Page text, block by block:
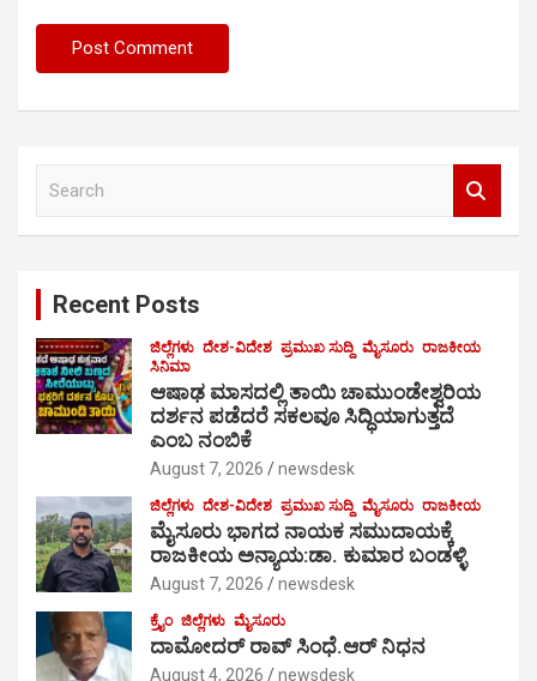
Recent Posts
ಜಿಲ್ಲೆಗಳು ದೇಶ-ವಿದೇಶ ಪ್ರಮುಖ ಸುದ್ದಿ ಮೈಸೂರು ರಾಜಕೀಯ
ಸಿನಿಮಾ
ಆಷಾಢ ಮಾಸದಲ್ಲಿ ತಾಯಿ ಚಾಮುಂಡೇಶ್ವರಿಯ
ದರ್ಶನ ಪಡೆದರೆ ಸಕಲವೂ ಸಿದ್ಧಿಯಾಗುತ್ತದೆ
ಎಂಬ ನಂಬಿಕೆ
August 7, 2026 newsdesk
ಜಿಲ್ಲೆಗಳು ದೇಶ-ವಿದೇಶ ಪ್ರಮುಖ ಸುದ್ದಿ ಮೈಸೂರು ರಾಜಕೀಯ
ಮೈಸೂರು ಭಾಗದ ನಾಯಕ ಸಮುದಾಯಕ್ಕೆ
ರಾಜಕೀಯ ಅನ್ಯಾಯ:ಡಾ. ಕುಮಾರ ಬಂಡಳ್ಳಿ
August 7, 2026 newsdesk
ಕ್ರೈಂ ಜಿಲ್ಲೆಗಳು ಮೈಸೂರು
ದಾಮೋದರ್ ರಾವ್ ಸಿಂಧೆ.ಆರ್ ನಿಧನ
August 4, 2026 newsdesk